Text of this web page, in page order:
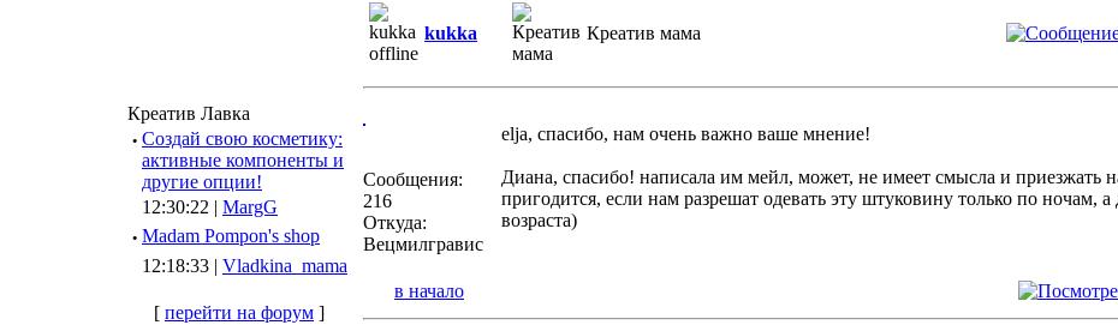
Креатив Лавка
· Создай свою косметику:
активные компоненты и
другие опции!
12:30:22 | MargG
· Madam Pompon's shop
12:18:33 | Vladkina_mama
[ перейти на форум ]
kukka Креатив мама
Сообщения:
216
Откуда:
Вецмилгравис
elja, спасибо, нам очень важно ваше мнение!
Диана, спасибо! написала им мейл, может, не имеет смысла и приезжать
пригодится, если нам разрешат одевать эту штуковину только по ночам,
возраста)
в начало